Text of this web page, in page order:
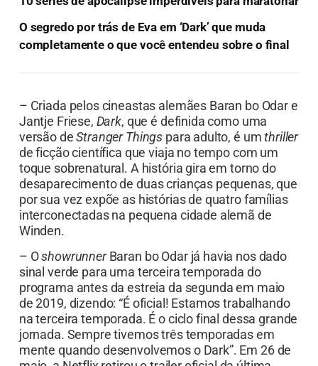
O segredo por trás de Eva em ‘Dark’ que muda
completamente o que você entendeu sobre o final
– Criada pelos cineastas alemães Baran bo Odar e
Jantje Friese, Dark, que é definida como uma
versão deStranger Things para adulto, é umthriller
de ficção científica que viaja no tempo com um
toque sobrenatural. A história gira em torno do
desaparecimento de duas crianças pequenas, que
por sua vez expõe as histórias de quatro famílias
interconectadas na pequena cidade alemã de
Winden.
– OshowrunnerBaran bo Odar já havia nos dado
sinal verde para uma terceira temporada do
programa antes da estreia da segunda em maio
de 2019, dizendo: “É oficial! Estamos trabalhando
na terceira temporada. É o ciclo final dessa grande
jornada. Sempre tivemos três temporadas em
mente quando desenvolvemos o Dark”. Em 26 de